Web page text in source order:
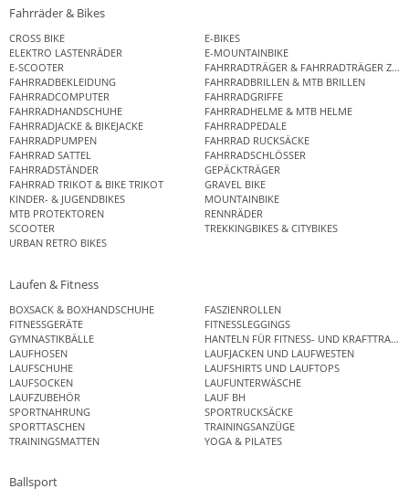
Fahrräder & Bikes
CROSS BIKE
E-BIKES
ELEKTRO LASTENRÄDER
E-MOUNTAINBIKE
E-SCOOTER
FAHRRADTRÄGER & FAHRRADTRÄGER
FAHRRADBEKLEIDUNG
FAHRRADBRILLEN & MTB BRILLEN
FAHRRADCOMPUTER
FAHRRADGRIFFE
FAHRRADHANDSCHUHE
FAHRRADHELME & MTB HELME
FAHRRADJACKE & BIKEJACKE
FAHRRADPEDALE
FAHRRADPUMPEN
FAHRRAD RUCKSÄCKE
FAHRRAD SATTEL
FAHRRADSCHLÖSSER
FAHRRADSTÄNDER
GEPÄCKTRÄGER
FAHRRAD TRIKOT & BIKE TRIKOT
GRAVEL BIKE
KINDER- & JUGENDBIKES
MOUNTAINBIKE
MTB PROTEKTOREN
RENNRÄDER
SCOOTER
TREKKINGBIKES & CITYBIKES
URBAN RETRO BIKES
Laufen & Fitness
BOXSACK & BOXHANDSCHUHE
FASZIENROLLEN
FITNESSGERÄTE
FITNESSLEGGINGS
GYMNASTIKBÄLLE
HANTELN FÜR FITNESS- UND
LAUFHOSEN
LAUFJACKEN UND LAUFWESTEN
LAUFSCHUHE
LAUFSHIRTS UND LAUFTOPS
LAUFSOCKEN
LAUFUNTERWÄSCHE
LAUFZUBEHÖR
LAUF BH
SPORTNAHRUNG
SPORTRUCKSÄCKE
SPORTTASCHEN
TRAININGSANZÜGE
TRAININGSMATTEN
YOGA & PILATES
Ballsport